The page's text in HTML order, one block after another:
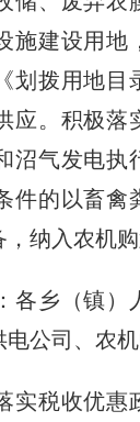
施建设用地
划拨用地目
应。积极落
沼气发电执
件的以畜禽
纳入农机购
乡（镇）
电公司、农
税收优惠